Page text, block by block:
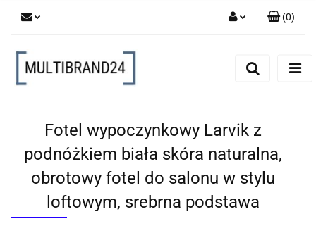
(0)
Fotel wypoczynkowy Larvik z
podnóżkiem biała skóra naturalna,
obrotowy fotel do salonu w stylu
loftowym, srebrna podstawa